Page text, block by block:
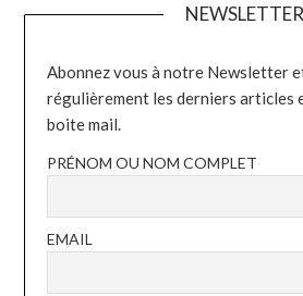
NEWSLETTER
Abonnez vous à notre Newsletter
régulièrement les derniers articles
boite mail.
PRÉNOM OU NOM COMPLET
EMAIL